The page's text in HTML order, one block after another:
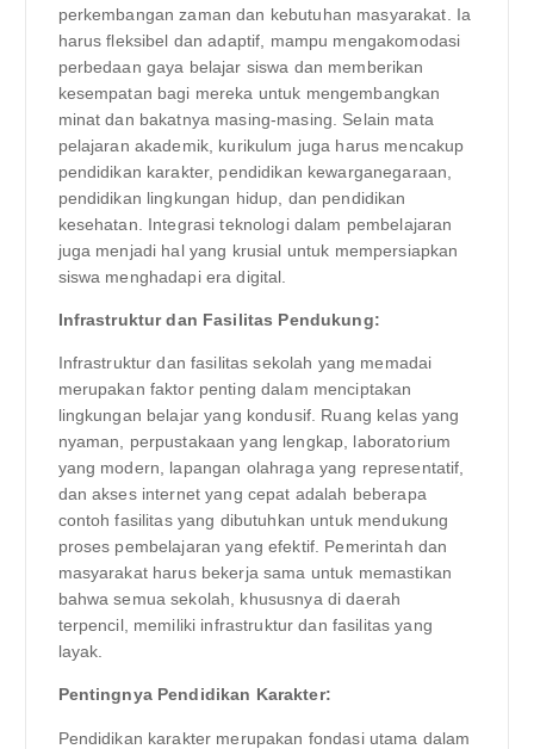
perkembangan zaman dan kebutuhan masyarakat. Ia
harus fleksibel dan adaptif, mampu mengakomodasi
perbedaan gaya belajar siswa dan memberikan
kesempatan bagi mereka untuk mengembangkan
minat dan bakatnya masing-masing. Selain mata
pelajaran akademik, kurikulum juga harus mencakup
pendidikan karakter, pendidikan kewarganegaraan,
pendidikan lingkungan hidup, dan pendidikan
kesehatan. Integrasi teknologi dalam pembelajaran
juga menjadi hal yang krusial untuk mempersiapkan
siswa menghadapi era digital.
Infrastruktur dan Fasilitas Pendukung:
Infrastruktur dan fasilitas sekolah yang memadai
merupakan faktor penting dalam menciptakan
lingkungan belajar yang kondusif. Ruang kelas yang
nyaman, perpustakaan yang lengkap, laboratorium
yang modern, lapangan olahraga yang representatif,
dan akses internet yang cepat adalah beberapa
contoh fasilitas yang dibutuhkan untuk mendukung
proses pembelajaran yang efektif. Pemerintah dan
masyarakat harus bekerja sama untuk memastikan
bahwa semua sekolah, khususnya di daerah
terpencil, memiliki infrastruktur dan fasilitas yang
layak.
Pentingnya Pendidikan Karakter:
Pendidikan karakter merupakan fondasi utama dalam